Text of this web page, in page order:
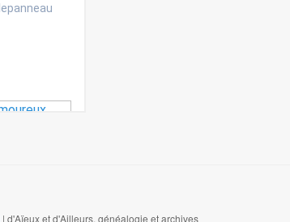
| d'Aïeux et d'Ailleurs, généalogie et archives